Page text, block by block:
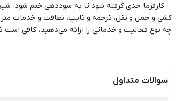
کارفرما جدی گرفته شود تا به سوددهی ختم شود.
کشی و حمل و نقل، ترجمه و تایپ، نظافت و خدمات
چه نوع فعالیت و خدماتی را ارائه می‌دهید، کافی
می‌سازد. هم‌چنین اگر شما فردی هستید که به دنبال
سوالات متداول